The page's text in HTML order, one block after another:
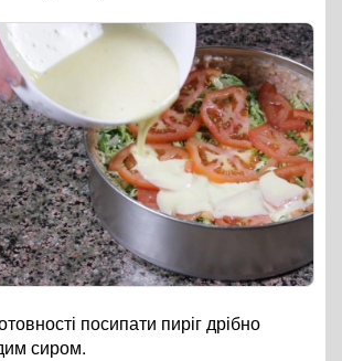
посипати пиріг дрібно
сиром.